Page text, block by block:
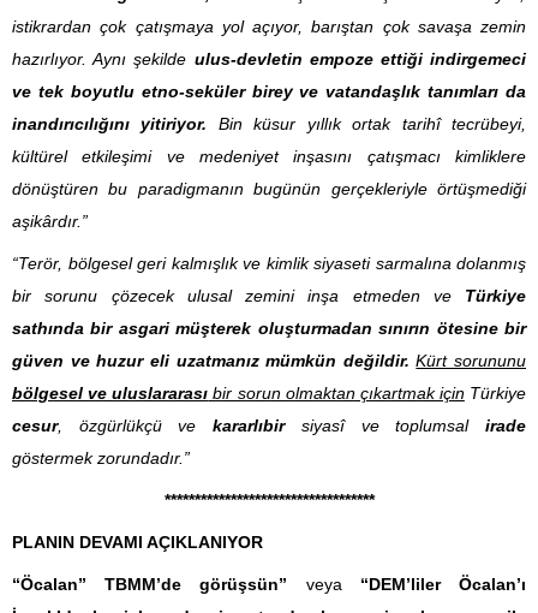
istikrardan çok çatışmaya yol açıyor, barıştan çok savaşa zemin
hazırlıyor. Aynı şekilde ulus-devletin empoze ettiği indirgemeci
ve tek boyutlu etno-seküler birey ve vatandaşlık tanımları da
inandırıcılığını yitiriyor. Bin küsur yıllık ortak tarihî tecrübeyi,
kültürel etkileşimi ve medeniyet inşasını çatışmacı kimliklere
dönüştüren bu paradigmanın bugünün gerçekleriyle örtüşmediği
aşikârdır.”
“Terör, bölgesel geri kalmışlık ve kimlik siyaseti sarmalına dolanmış
bir sorunu çözecek ulusal zemini inşa etmeden ve Türkiye
sathında bir asgari müşterek oluşturmadan sınırın ötesine bir
güven ve huzur eli uzatmanız mümkün değildir. Kürt sorununu
bölgesel ve uluslararası bir sorun olmaktan çıkartmak içinTürkiye
cesur, özgürlükçü vekararlıbirsiyasî ve toplumsalirade
göstermek zorundadır.”
***********************************
PLANIN DEVAMI AÇIKLANIYOR
“Öcalan” TBMM’de görüşsün” veya “DEM’liler Öcalan’ı